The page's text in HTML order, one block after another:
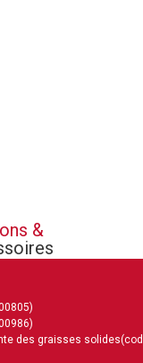
&
des graisses solides